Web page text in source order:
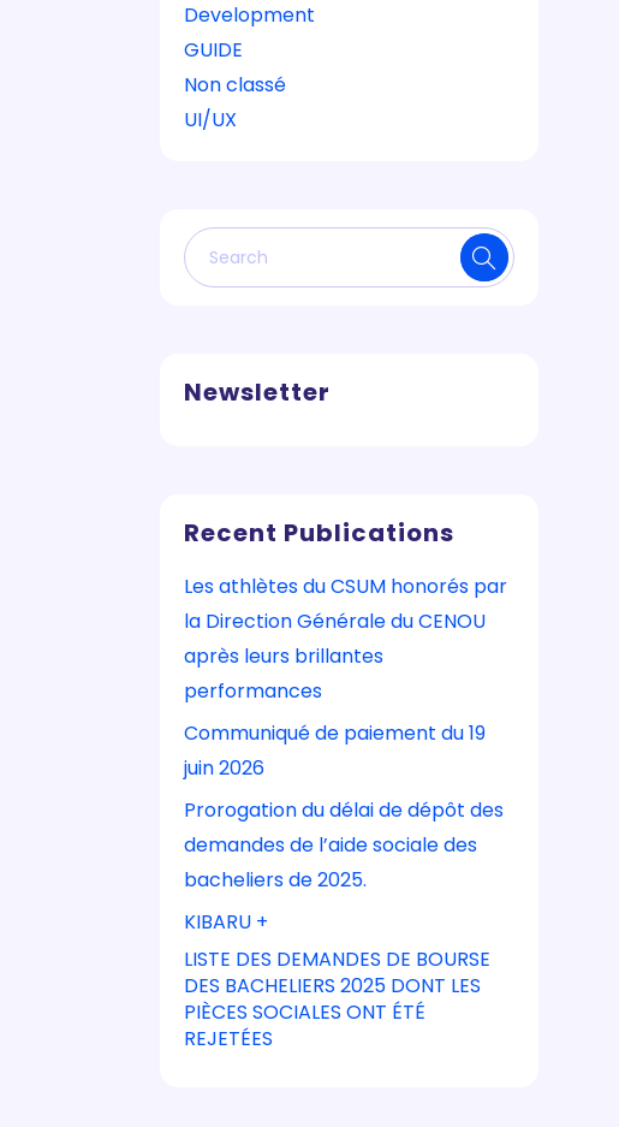
Development
GUIDE
Non classé
UI/UX
Newsletter
Recent Publications
Les athlètes du CSUM honorés par
la Direction Générale du CENOU
après leurs brillantes
performances
Communiqué de paiement du 19
juin 2026
Prorogation du délai de dépôt des
demandes de l’aide sociale des
bacheliers de 2025.
KIBARU +
LISTE DES DEMANDES DE BOURSE
DES BACHELIERS 2025 DONT LES
PIÈCES SOCIALES ONT ÉTÉ
REJETÉES